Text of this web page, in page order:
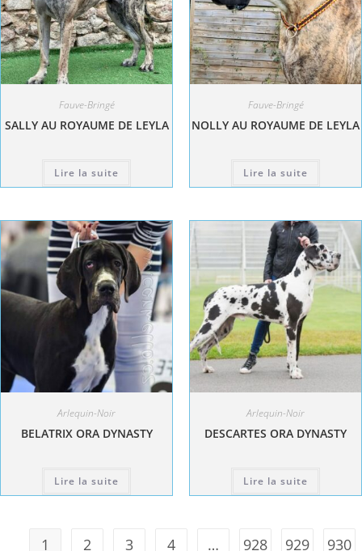
Fauve-Bringé
SALLY AU ROYAUME DE LEYLA
Lire la suite
Fauve-Bringé
NOLLY AU ROYAUME DE LEYLA
Lire la suite
Arlequin-Noir
BELATRIX ORA DYNASTY
Lire la suite
Arlequin-Noir
DESCARTES ORA DYNASTY
Lire la suite
1 2 3 4 … 928 929 930